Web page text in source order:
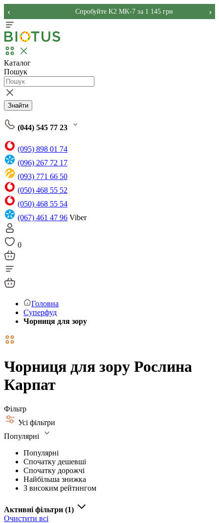
Спробуйте K2 MK-7 за 1 145 грн
‹ ›
Каталог
Пошук
Знайти
(044) 545 77 23
(095) 898 01 74
(096) 267 72 17
(093) 771 66 50
(050) 468 55 52
(050) 468 55 54
(067) 461 47 96 Viber
0
Головна
Суперфуд
Чорниця для зору
Чорниця для зору Рослина
Карпат
Фільтр
Усі фільтри
Популярні
Популярні
Спочатку дешевші
Спочатку дорожчі
Найбільша знижка
З високим рейтингом
Активні фільтри (1)
Очистити всі